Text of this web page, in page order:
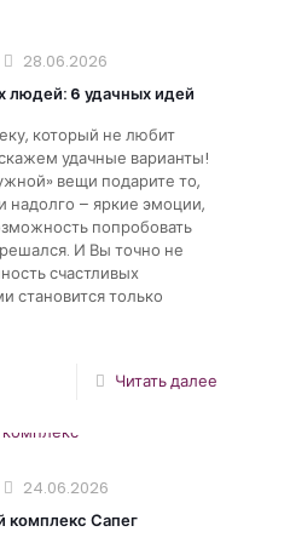
28.06.2026
людей: 6 удачных идей
который не любит
удачные варианты!
вещи подарите то,
надолго – яркие эмоции,
попробовать
И Вы точно не
счастливых
становится только
Читать далее
24.06.2026
комплекс Сапег